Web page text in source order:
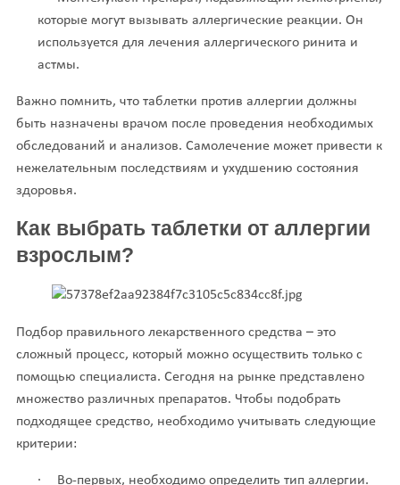
которые могут вызывать аллергические реакции. Он
используется для лечения аллергического ринита и
астмы.
Важно помнить, что таблетки против аллергии должны
быть назначены врачом после проведения необходимых
обследований и анализов. Самолечение может привести к
нежелательным последствиям и ухудшению состояния
здоровья.
Как выбрать таблетки от аллергии
взрослым?
Подбор правильного лекарственного средства – это
сложный процесс, который можно осуществить только с
помощью специалиста. Сегодня на рынке представлено
множество различных препаратов. Чтобы подобрать
подходящее средство, необходимо учитывать следующие
критерии:
·
Во-первых, необходимо определить тип аллергии.